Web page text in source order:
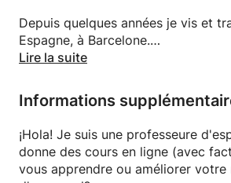
Depuis quelques années je vis et
Espagne, à Barcelone.
Je suis italienne. J'ai étudié
prestigieux dans l'étude et
langue espagnole, l'Instituto
J'ai obtenu les diplômes
- Master en Langues et Littératures
mention (note finale 110 cum
Lire la suite
Informations
¡Hola! Je suis une professeure
donne des cours en ligne (avec
vous apprendre ou améliorer votre